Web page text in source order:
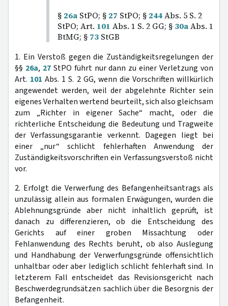
§ 26a StPO; § 27 StPO; § 244Abs. 5 S. 2
StPO; Art. 101 Abs. 1 S. 2 GG; § 30aAbs. 1
BtMG; § 73 StGB
1. Ein Verstoß gegen die Zuständigkeitsregelungen der
§§ 26a, 27StPO führt nur dann zu einer Verletzung von
Art. 101 Abs. 1 S. 2 GG, wenn die Vorschriften willkürlich
angewendet werden, weil der abgelehnte Richter sein
eigenes Verhalten wertend beurteilt, sich also gleichsam
zum „Richter in eigener Sache“ macht, oder die
richterliche Entscheidung die Bedeutung und Tragweite
der Verfassungsgarantie verkennt. Dagegen liegt bei
einer „nur“ schlicht fehlerhaften Anwendung der
Zuständigkeitsvorschriften ein Verfassungsverstoß nicht
vor.
2. Erfolgt die Verwerfung des Befangenheitsantrags als
unzulässig allein aus formalen Erwägungen, wurden die
Ablehnungsgründe aber nicht inhaltlich geprüft, ist
danach zu differenzieren, ob die Entscheidung des
Gerichts auf einer groben Missachtung oder
Fehlanwendung des Rechts beruht, ob also Auslegung
und Handhabung der Verwerfungsgründe offensichtlich
unhaltbar oder aber lediglich schlicht fehlerhaft sind. In
letzterem Fall entscheidet das Revisionsgericht nach
Beschwerdegrundsätzen sachlich über die Besorgnis der
Befangenheit.